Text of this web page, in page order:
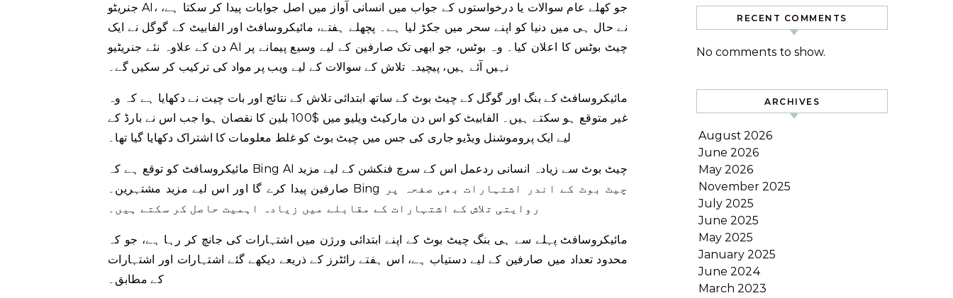
جنریٹو AI، جو کھلے عام سوالات یا درخواستوں کے جواب میں انسانی آواز میں اصل جوابات پیدا کر سکتا ہے،
نے حال ہی میں دنیا کو اپنے سحر میں جکڑ لیا ہے۔ پچھلے ہفتے، مائیکروسافٹ اور الفابیٹ کے گوگل نے ایک
دن کے علاوہ نئے جنریٹیو AI چیٹ بوٹس کا اعلان کیا۔ وہ بوٹس، جو ابھی تک صارفین کے لیے وسیع پیمانے پر
نہیں آئے ہیں، پیچیدہ تلاش کے سوالات کے لیے ویب پر مواد کی ترکیب کر سکیں گے۔
مائیکروسافٹ کے بنگ اور گوگل کے چیٹ بوٹ کے ساتھ ابتدائی تلاش کے نتائج اور بات چیت نے دکھایا ہے کہ وہ
غیر متوقع ہو سکتے ہیں۔ الفابیٹ کو اس دن مارکیٹ ویلیو میں $100 بلین کا نقصان ہوا جب اس نے بارڈ کے
لیے ایک پروموشنل ویڈیو جاری کی جس میں چیٹ بوٹ کو غلط معلومات کا اشتراک دکھایا گیا تھا۔
مائیکروسافٹ کو توقع ہے کہ Bing AI چیٹ بوٹ سے زیادہ انسانی ردعمل اس کے سرچ فنکشن کے لیے مزید
صارفین پیدا کرے گا اور اس لیے مزید مشتہرین۔ Bing چیٹ بوٹ کے اندر اشتہارات بھی صفحہ پر
روایتی تلاش کے اشتہارات کے مقابلے میں زیادہ اہمیت حاصل کر سکتے ہیں۔
مائیکروسافٹ پہلے سے ہی بنگ چیٹ بوٹ کے اپنے ابتدائی ورژن میں اشتہارات کی جانچ کر رہا ہے، جو کہ
محدود تعداد میں صارفین کے لیے دستیاب ہے، اس ہفتے رائٹرز کے ذریعے دیکھے گئے اشتہارات اور اشتہارات
کے مطابق۔
RECENT COMMENTS
No comments to show.
ARCHIVES
August 2026
June 2026
May 2026
November 2025
July 2025
June 2025
May 2025
January 2025
June 2024
March 2023